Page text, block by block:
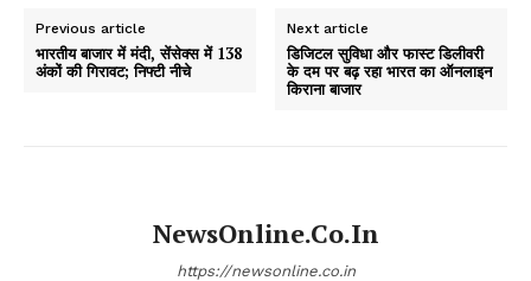
Previous article
भारतीय बाजार में मंदी, सेंसेक्स में 138
अंकों की गिरावट; निफ्टी नीचे
Next article
डिजिटल सुविधा और फास्ट डिलीवरी
के दम पर बढ़ रहा भारत का ऑनलाइन
किराना बाजार
NewsOnline.co.in
https://newsonline.co.in